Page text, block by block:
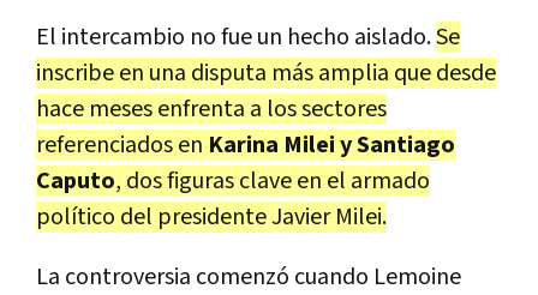
El intercambio no fue un hecho aislado.Se
inscribe en una disputa más amplia que desde
hace meses enfrenta a los sectores
referenciados en Karina Milei y Santiago
Caputo, dos figuras clave en el armado
político del presidente Javier Milei.
La controversia comenzó cuando Lemoine